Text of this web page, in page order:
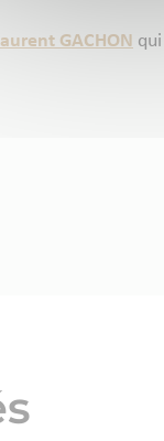
GACHON